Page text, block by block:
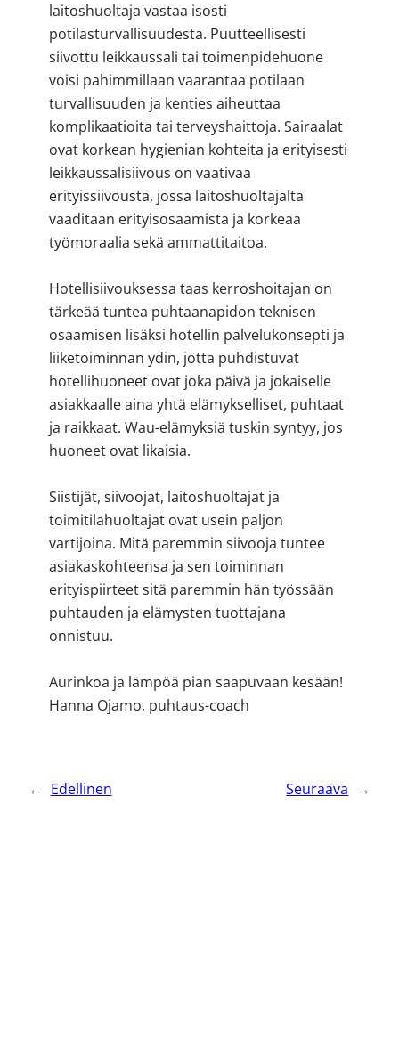
laitoshuoltaja vastaa isosti
potilasturvallisuudesta. Puutteellisesti
siivottu leikkaussali tai toimenpidehuone
voisi pahimmillaan vaarantaa potilaan
turvallisuuden ja kenties aiheuttaa
komplikaatioita tai terveyshaittoja. Sairaalat
ovat korkean hygienian kohteita ja erityisesti
leikkaussalisiivous on vaativaa
erityissiivousta, jossa laitoshuoltajalta
vaaditaan erityisosaamista ja korkeaa
työmoraalia sekä ammattitaitoa.
Hotellisiivouksessa taas kerroshoitajan on
tärkeää tuntea puhtaanapidon teknisen
osaamisen lisäksi hotellin palvelukonsepti ja
liiketoiminnan ydin, jotta puhdistuvat
hotellihuoneet ovat joka päivä ja jokaiselle
asiakkaalle aina yhtä elämykselliset, puhtaat
ja raikkaat. Wau-elämyksiä tuskin syntyy, jos
huoneet ovat likaisia.
Siistijät, siivoojat, laitoshuoltajat ja
toimitilahuoltajat ovat usein paljon
vartijoina. Mitä paremmin siivooja tuntee
asiakaskohteensa ja sen toiminnan
erityispiirteet sitä paremmin hän työssään
puhtauden ja elämysten tuottajana
onnistuu.
Aurinkoa ja lämpöä pian saapuvaan kesään!
Hanna Ojamo, puhtaus-coach
← Edellinen Seuraava →